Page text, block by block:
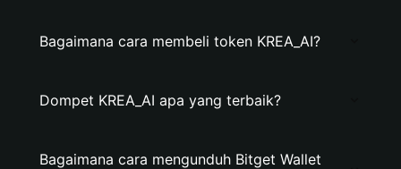
Bagaimana cara membeli token KREA_AI?
Dompet KREA_AI apa yang terbaik?
Bagaimana cara mengunduh Bitget Wallet